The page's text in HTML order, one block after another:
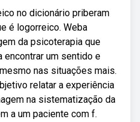
no dicionário priberam
é logorreico. Weba
da psicoterapia que
encontrar um sentido e
nas situações mais.
relatar a experiência
na sistematização da
a um paciente com f.